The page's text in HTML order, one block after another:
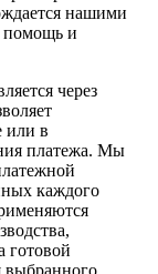
нашими
помощь и
через
или в
платежа. Мы
каждого
готовой
выбранного